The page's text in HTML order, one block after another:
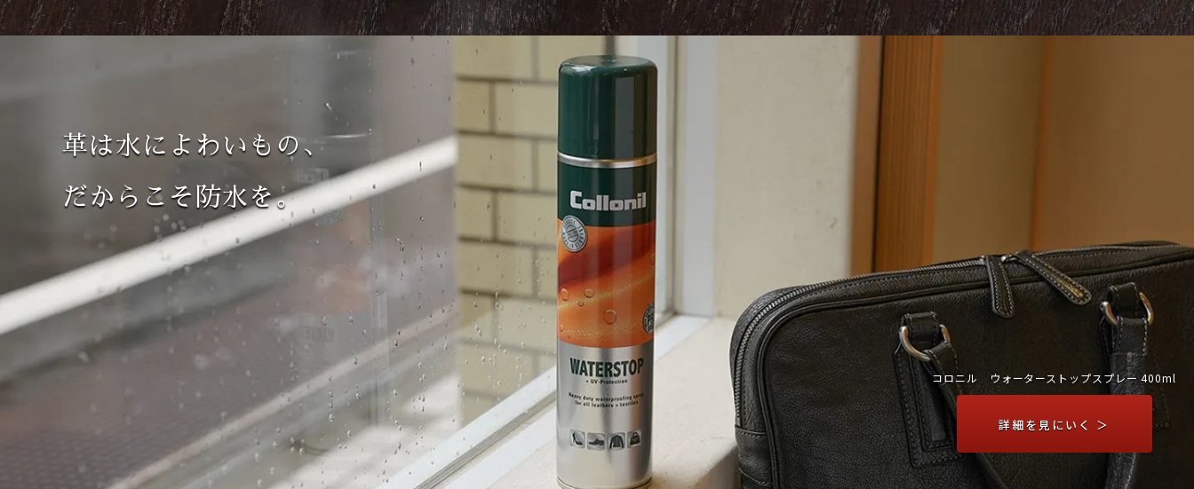
革は水によわいもの、
だからこそ防水を。
コロニル ウォーターストップスプレー 400ml
詳細を見にいく ＞